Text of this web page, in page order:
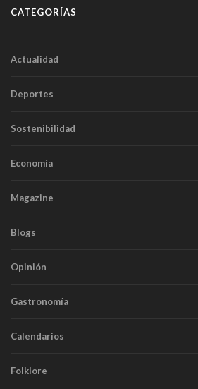
CATEGORÍAS
Actualidad
Deportes
Sostenibilidad
Economía
Magazine
Blogs
Opinión
Gastronomía
Calendarios
Folklore